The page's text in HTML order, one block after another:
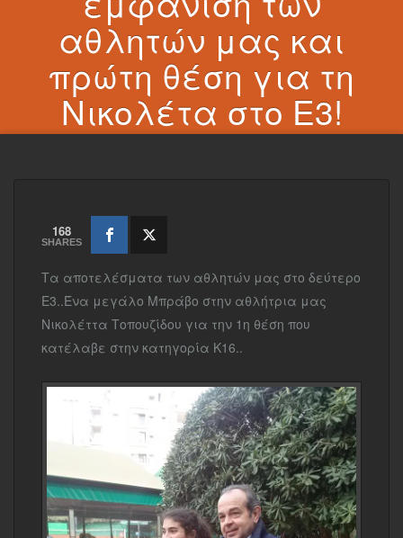
αθλητών μας και
πρώτη θέση για τη
Νικολέτα στο Ε3!
168
SHARES
Τα αποτελέσματα των αθλητών μας στο δεύτερο
Ε3..Ένα μεγάλο Μπράβο στην αθλήτρια μας
Νικολέττα Τοπουζίδου για την 1η θέση που
κατέλαβε στην κατηγορία Κ16..